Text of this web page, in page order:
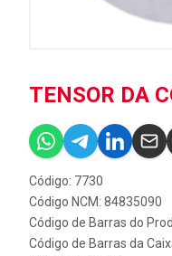
TENSOR DA
Código: 7730
Código NCM: 84835090
Código de Barras do
Código de Barras da